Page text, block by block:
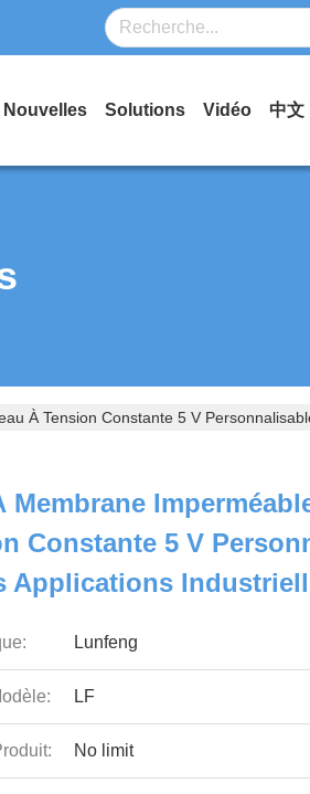
Nouvelles Solutions Vidéo 中文
À Tension Constante 5 V
Membrane
Constante 5 V
Applications
Lunfeng
LF
No limit